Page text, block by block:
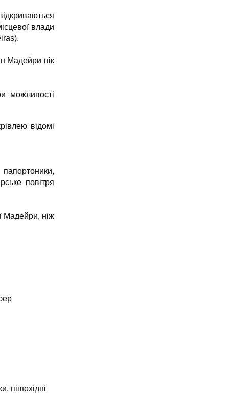
влади
Мадейри пік
можливості
відомі
папортоники,
повітря
Мадейри, ніж
пішохідні